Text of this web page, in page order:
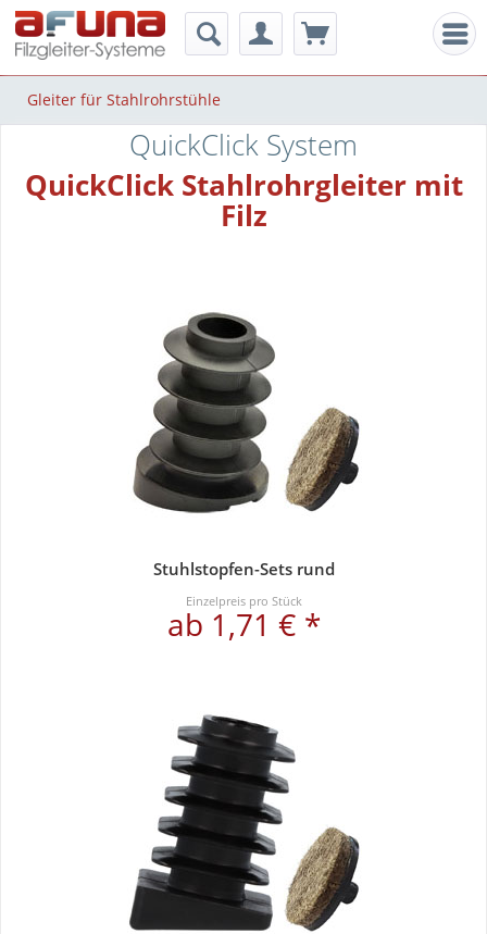
Gleiter für Stahlrohrstühle
QuickClick System
QuickClick Stahlrohrgleiter mit
Filz
Stuhlstopfen-Sets rund
Einzelpreis pro Stück
ab 1,71 € *